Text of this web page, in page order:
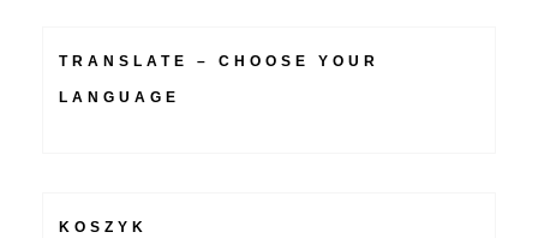
TRANSLATE – CHOOSE YOUR
LANGUAGE
KOSZYK